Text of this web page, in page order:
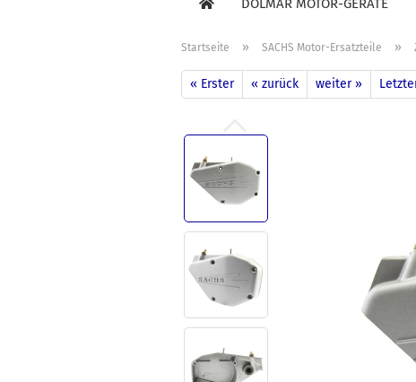
DOLMAR MOTOR-GERÄTE
Startseite » SACHS Motor-Ersatzteile »
« Erster « zurück weiter »